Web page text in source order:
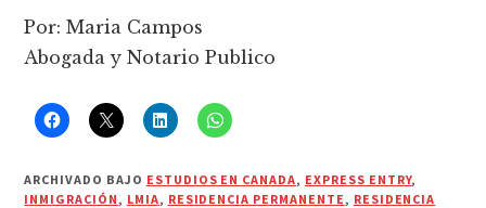
Por: Maria Campos
Abogada y Notario Publico
ARCHIVADO BAJO ESTUDIOS EN CANADA, EXPRESS ENTRY,
INMIGRACIÓN , LMIA, RESIDENCIA PERMANENTE , RESIDENCIA